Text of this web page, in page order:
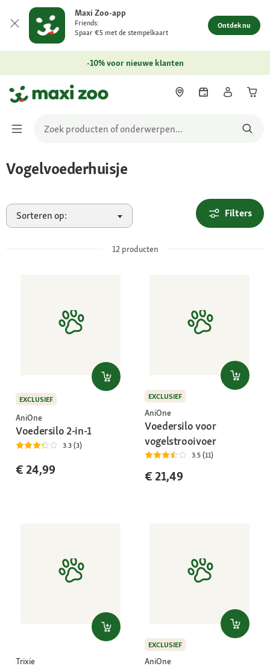
Maxi Zoo-app
Friends:
Spaar €5 met de stempelkaart
Ontdek nu
-10% voor nieuwe klanten
Vogelvoederhuisje
Sorteren op: Filters
12producten
EXCLUSIEF
AniOne
Voedersilo 2-in-1
3.3 (3)
€ 24,99
EXCLUSIEF
AniOne
Voedersilo voor
vogelstrooivoer
3.5 (11)
€ 21,49
Trixie
EXCLUSIEF
AniOne